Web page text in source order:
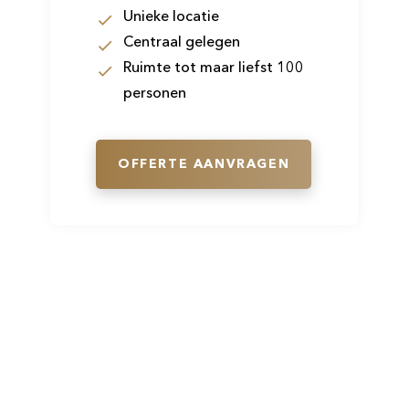
Unieke locatie
Centraal gelegen
Ruimte tot maar liefst 100
personen
OFFERTE AANVRAGEN